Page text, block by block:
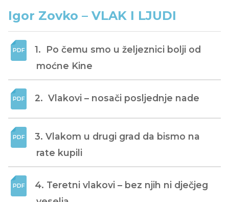
Igor Zovko – VLAK I LJUDI
1.  Po čemu smo u željeznici bolji od
moćne Kine
2.  Vlakovi – nosači posljednje nade
3. Vlakom u drugi grad da bismo na
rate kupili
4. Teretni vlakovi – bez njih ni dječjeg